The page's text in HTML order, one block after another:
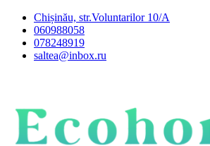
Chișinău, str.Voluntarilor 10/A
060988058
078248919
saltea@inbox.ru